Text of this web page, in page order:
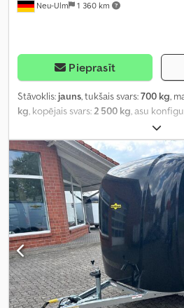
Neu-Ulm 1 360 km
Pieprasīt
Stāvoklis: jauns, tukšais svars:700 kg,
kg , kopējais svars: 2 500 kg , asu
, iekraušanas vietas
iekraušanas telpas augstums:1 800 mm
tilpums:10,7 m³, krāsa: sudraba,
darba platums:2 295 mm,